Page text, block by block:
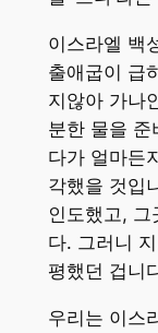
이스라엘 백
출애굽이 급
지않아 가나
분한 물을 준
다가 얼마든
각했을 것입
인도했고, 그
다. 그러니
평했던 겁니
우리는 이스